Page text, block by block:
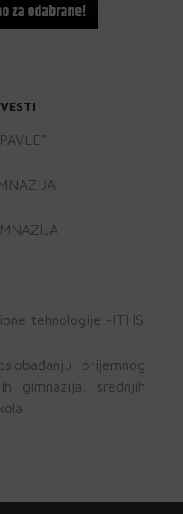
tehnologije -ITHS
prijemnog
gimnazija, srednjih